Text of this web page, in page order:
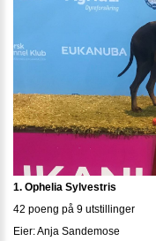
1. Ophelia Sylvestris
42 poeng på 9 utstillinger
Eier: Anja Sandemose